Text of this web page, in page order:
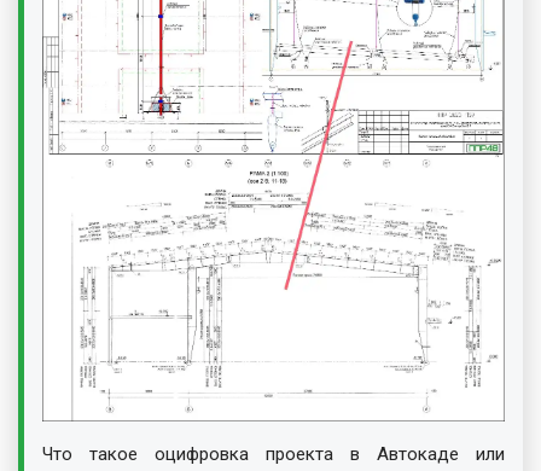
Что такое оцифровка проекта в Автокаде или